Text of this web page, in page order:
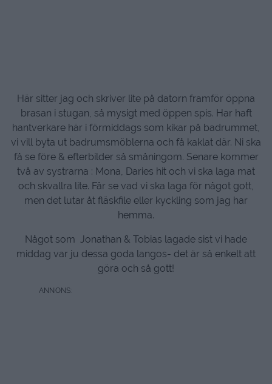
Här sitter jag och skriver lite på datorn framför öppna
brasan i stugan, så mysigt med öppen spis. Har haft
hantverkare här i förmiddags som kikar på badrummet,
vi vill byta ut badrumsmöblerna och få kaklat där. Ni ska
få se före & efterbilder så småningom. Senare kommer
två av systrarna : Mona, Daries hit och vi ska laga mat
och skvallra lite. Får se vad vi ska laga för något gott,
men det lutar åt fläskfile eller kyckling som jag har
hemma.
Något som Jonathan & Tobias lagade sist vi hade
middag var ju dessa goda langos- det är så enkelt att
göra och så gott!